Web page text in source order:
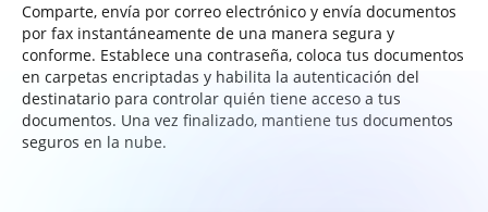
Comparte, envía por correo electrónico y envía documentos
por fax instantáneamente de una manera segura y
conforme. Establece una contraseña, coloca tus documentos
en carpetas encriptadas y habilita la autenticación del
destinatario para controlar quién tiene acceso a tus
documentos. Una vez finalizado, mantiene tus documentos
seguros en la nube.